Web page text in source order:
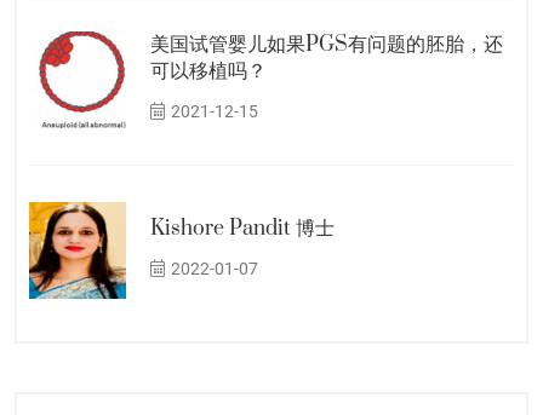
美国试管婴儿如果PGS有问题的胚胎，还
可以移植吗？
2021-12-15
Kishore Pandit 博士
2022-01-07